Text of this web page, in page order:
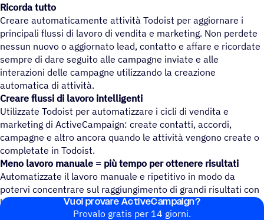
Ricorda tutto
Creare automaticamente attività Todoist per aggiornare i
principali flussi di lavoro di vendita e marketing. Non perdete
nessun nuovo o aggiornato lead, contatto e affare e ricordate
sempre di dare seguito alle campagne inviate e alle
interazioni delle campagne utilizzando la creazione
automatica di attività.
Creare flussi di lavoro intelligenti
Utilizzate Todoist per automatizzare i cicli di vendita e
marketing di ActiveCampaign: create contatti, accordi,
campagne e altro ancora quando le attività vengono create o
completate in Todoist.
Meno lavoro manuale = più tempo per ottenere risultati
Automatizzate il lavoro manuale e ripetitivo in modo da
potervi concentrare sul raggiungimento di grandi risultati con
le vostre attività di vendita e marketing!
Vuoi provare ActiveCampaign?
Provalo gratis per 14 giorni.